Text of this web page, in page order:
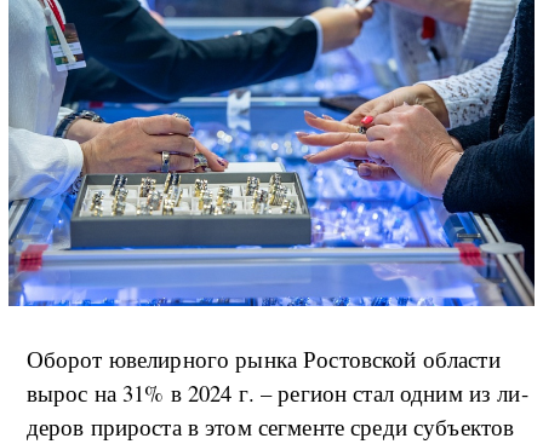
О­бо­рот юве­ли­р­но­го ры­н­ка Ро­сто­в­ской об­ла­сти
вы­рос на 31% в 2024 г. – ре­ги­он стал од­ним из ли­
де­ров при­ро­ста в этом се­г­мен­те сре­ди субъ­ек­тов